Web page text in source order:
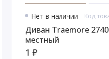
Нет в наличии Код
Диван Traemore
местный
1 ₽